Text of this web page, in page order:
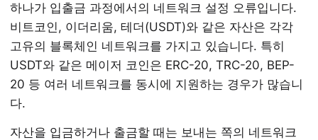
하나가 입출금 과정에서의 네트워크 설정 오류입니다.
비트코인, 이더리움, 테더(USDT)와 같은 자산은 각각
고유의 블록체인 네트워크를 가지고 있습니다. 특히
USDT와 같은 메이저 코인은 ERC-20, TRC-20, BEP-
20 등 여러 네트워크를 동시에 지원하는 경우가 많습니
다.
자산을 입금하거나 출금할 때는 보내는 쪽의 네트워크